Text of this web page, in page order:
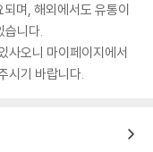
며, 해외에서도 유통이
습니다.
사오니 마이페이지에서
시기 바랍니다.